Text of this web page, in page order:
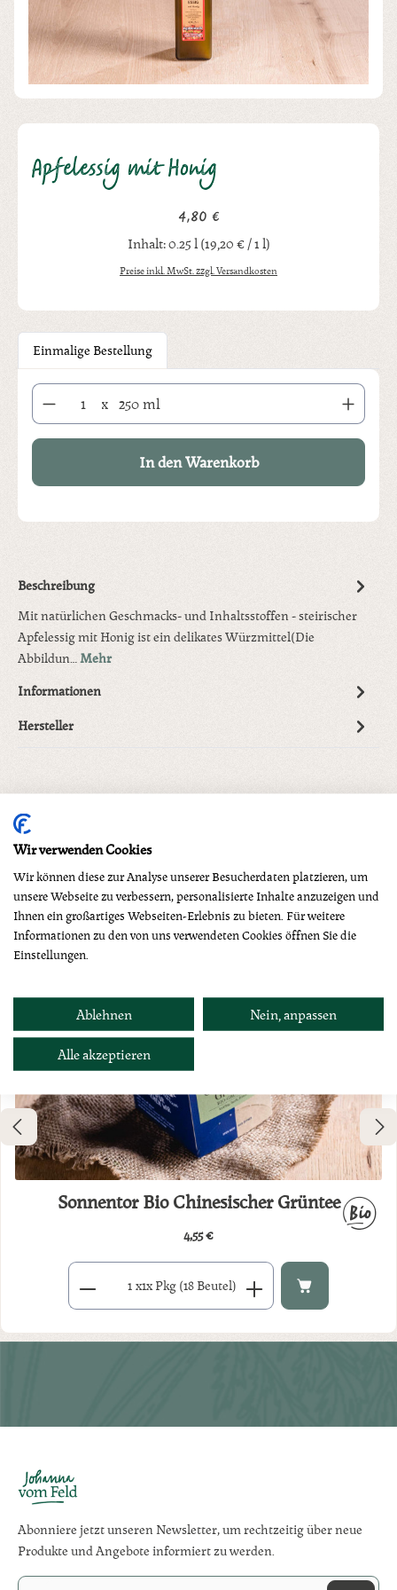
Wir verwenden Cookies
Wir können diese zur Analyse unserer Besucherdaten platzieren, um
unsere Webseite zu verbessern, personalisierte Inhalte anzuzeigen und
Ihnen ein großartiges Webseiten-Erlebnis zu bieten. Für weitere
Informationen zu den von uns verwendeten Cookies öffnen Sie die
Einstellungen.
Ablehnen Nein, anpassen
Alle akzeptieren
Apfelessig mit Honig
Regulärer Preis:
4,80 €
Inhalt:0.25 l(19,20 € / 1 l)
Preise inkl. MwSt. zzgl. Versandkosten
Einmalige Bestellung
Produkt Anzahl: Gib den gewünschten Wert ein oder benutze die
x 250 ml
In den Warenkorb
Beschreibung
Mit natürlichen Geschmacks- und Inhaltsstoffen - steirischer
Apfelessig mit Honig ist ein delikates Würzmittel(Die
Abbildun…Mehr
Informationen
Hersteller
Produktgalerie überspringen
Dazu empfehlen wir
Sonnentor Bio Chinesischer Grüntee
Regulärer Preis:
4,55 €
Produkt Anzahl: Gib den gewünschten Wert ein oder benutze
x1x Pkg (18 Beutel)
Abonniere jetzt unseren Newsletter, um rechtzeitig über neue
Produkte und Angebote informiert zu werden.
E-Mail-Adresse*